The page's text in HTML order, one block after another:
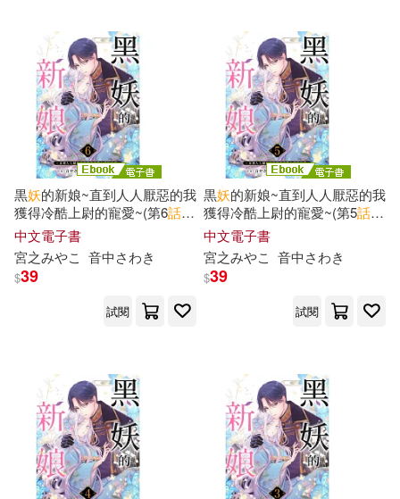
黒妖的新娘~直到人人厭惡的我
獲得冷酷上尉的寵愛~(第6話)
(電子書)
中文電子書
宮之みやこ 音中さわき
$39
試閱
黒妖的新娘~直到人人厭惡的我
獲得冷酷上尉的寵愛~(第5話)
(電子書)
中文電子書
宮之みやこ 音中さわき
$39
試閱